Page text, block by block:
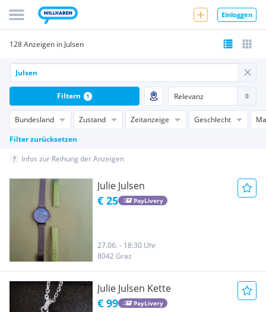
Einloggen
128 Anzeigen in Julsen
Bundesland Zustand Zeitanzeige Geschlecht
Filter zurücksetzen
Filtern 1
Infos zur Reihung der Anzeigen
Julie Julsen
€ 25 PayLivery
27.06. - 18:30 Uhr
8042 Graz
Julie Julsen Kette
€ 99 PayLivery